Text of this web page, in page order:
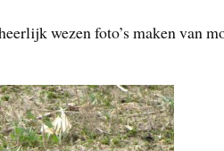
wezen foto’s maken van